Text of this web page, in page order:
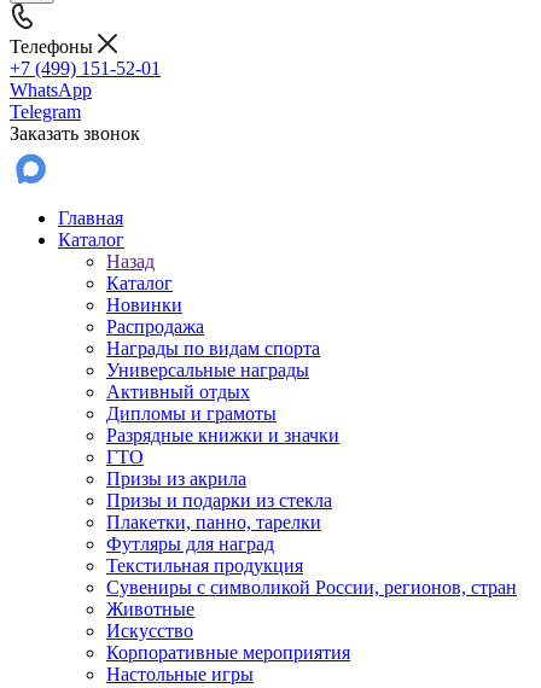
Телефоны
+7 (499) 151-52-01
WhatsApp
Telegram
Заказать звонок
Главная
Каталог
Назад
Каталог
Новинки
Распродажа
Награды по видам спорта
Универсальные награды
Активный отдых
Дипломы и грамоты
Разрядные книжки и значки
ГТО
Призы из акрила
Призы и подарки из стекла
Плакетки, панно, тарелки
Футляры для наград
Текстильная продукция
Сувениры с символикой России, регионов, стран
Животные
Искусство
Корпоративные мероприятия
Настольные игры